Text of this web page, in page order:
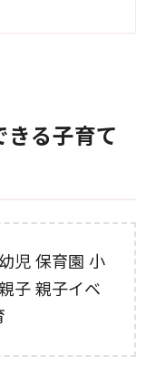
きる子育て
児 保育園 小
子 親子イベ